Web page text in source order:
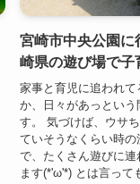
宮崎市中央公園に
崎県の遊び場で子
家事と育児に追われ
か、日々があっという
す。 気づけば、ウサ
ていそうなくらい時
で、たくさん遊びに
ます(*'ω'*) とは言って